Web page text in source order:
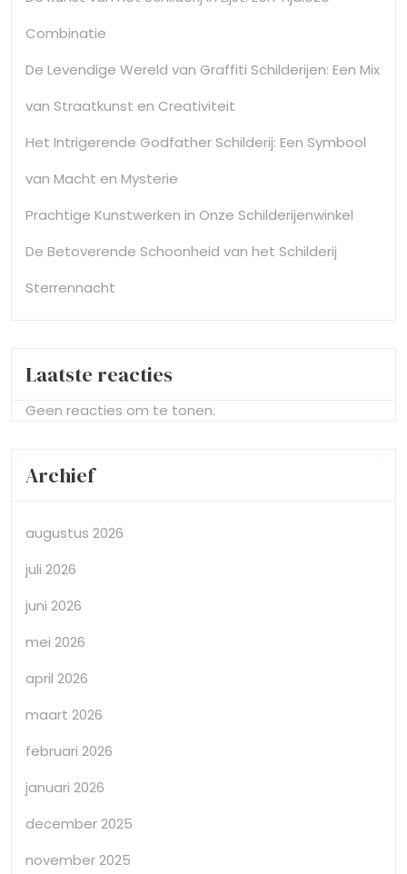
Combinatie
De Levendige Wereld van Graffiti Schilderijen: Een Mix
van Straatkunst en Creativiteit
Het Intrigerende Godfather Schilderij: Een Symbool
van Macht en Mysterie
Prachtige Kunstwerken in Onze Schilderijenwinkel
De Betoverende Schoonheid van het Schilderij
Sterrennacht
Laatste reacties
Geen reacties om te tonen.
Archief
augustus 2026
juli 2026
juni 2026
mei 2026
april 2026
maart 2026
februari 2026
januari 2026
december 2025
november 2025